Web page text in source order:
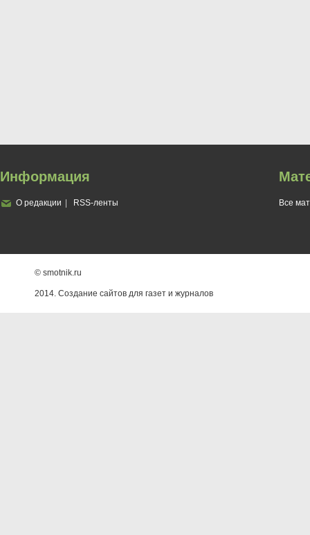
Информация
О редакции RSS-ленты Все
© smotnik.ru
2014. Создание сайтов для газет и журналов